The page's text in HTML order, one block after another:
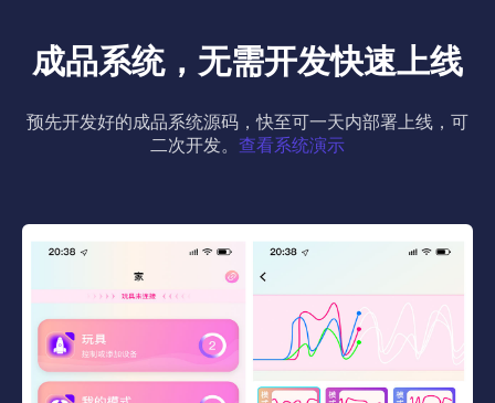
成品系统，无需开发快速上线
预先开发好的成品系统源码，快至可一天内部署上线，可
二次开发。 查看系统演示